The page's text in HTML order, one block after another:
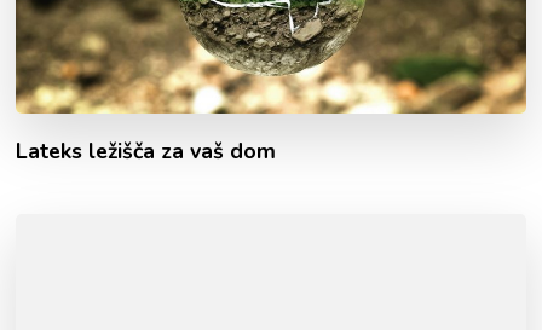
Lateks ležišča za vaš dom